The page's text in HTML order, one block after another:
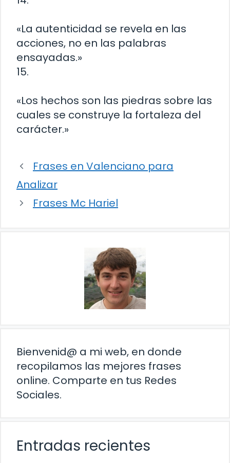
«La autenticidad se revela en las
acciones, no en las palabras
ensayadas.»
15.
«Los hechos son las piedras sobre las
cuales se construye la fortaleza del
carácter.»
Frases en Valenciano para
Analizar
Frases Mc Hariel
Bienvenid@ a mi web, en donde
recopilamos las mejores frases
online. Comparte en tus Redes
Sociales.
Entradas recientes